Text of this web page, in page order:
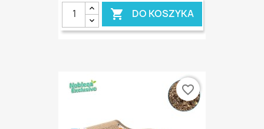
 DO KOSZYKA
favorite_border